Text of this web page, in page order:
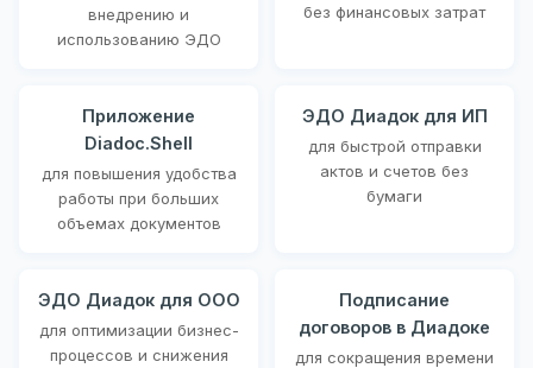
внедрению и
использованию ЭДО
без финансовых затрат
Приложение
Diadoc.Shell
для повышения удобства
работы при больших
объемах документов
ЭДО Диадок для ИП
для быстрой отправки
актов и счетов без
бумаги
ЭДО Диадок для ООО
для оптимизации бизнес-
процессов и снижения
Подписание
договоров в Диадоке
для сокращения времени